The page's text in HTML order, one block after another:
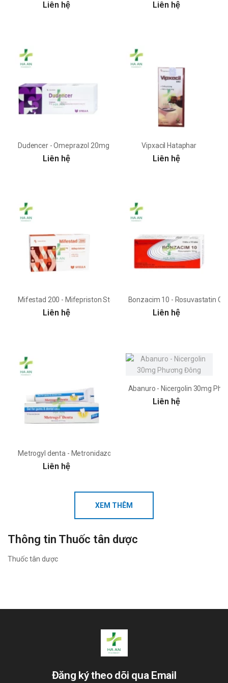
Liên hệ Liên hệ
Dudencer - Omeprazol 20mg Stellapharm
Liên hệ
Vipxacil Hataphar
Liên hệ
Mifestad 200 - Mifepriston Stellapharm
Liên hệ
Bonzacim 10 - Rosuvastatin
Liên hệ
Metrogyl denta - Metronidazole 10mg/g Unique Pharma
Liên hệ
Abanuro - Nicergolin 30mg
Liên hệ
XEM THÊM
Thông tin Thuốc tân dược
Thuốc tân dược
Đăng ký theo dõi qua Email